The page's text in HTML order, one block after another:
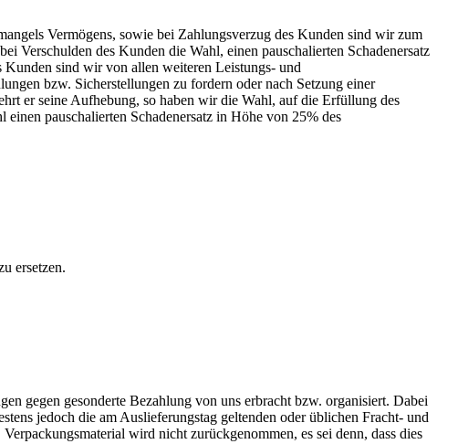
Vermögens, sowie bei Zahlungsverzug des Kunden sind wir zum
Verschulden des Kunden die Wahl, einen pauschalierten Schadenersatz
Kunden sind wir von allen weiteren Leistungs- und
bzw. Sicherstellungen zu fordern oder nach Setzung einer
er seine Aufhebung, so haben wir die Wahl, auf die Erfüllung des
pauschalierten Schadenersatz in Höhe von 25% des
ersetzen.
gegen gesonderte Bezahlung von uns erbracht bzw. organisiert. Dabei
jedoch die am Auslieferungstag geltenden oder üblichen Fracht- und
wird nicht zurückgenommen, es sei denn, dass dies